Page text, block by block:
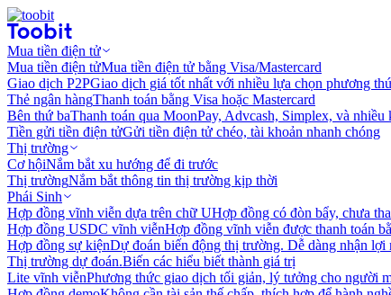
Mua tiền điện tử
Mua tiền điện tửMua tiền điện tử bằng Visa/Mastercard
Giao dịch P2PGiao dịch giá tốt nhất với nhiều lựa chọn phương
Thẻ ngân hàngThanh toán bằng Visa hoặc Mastercard
Bên thứ baThanh toán qua MoonPay, Advcash, Simplex, và nhiều
Tiền gửi tiền điện tửGửi tiền điện tử chéo, tài khoản nhanh chóng
Thị trường
Cơ hộiNắm bắt xu hướng để đi trước
Thị trườngNắm bắt thông tin thị trường kịp thời
Phái Sinh
Hợp đồng vĩnh viễn dựa trên chữ UHợp đồng có đòn bẩy, chưa
Hợp đồng USDC vĩnh viễnHợp đồng vĩnh viễn được thanh toán
Hợp đồng sự kiệnDự đoán biến động thị trường. Dễ dàng nhận lợi
Thị trường dự đoán.Biến các hiểu biết thành giá trị
Lite vĩnh viễnPhương thức giao dịch tối giản, lý tưởng cho người